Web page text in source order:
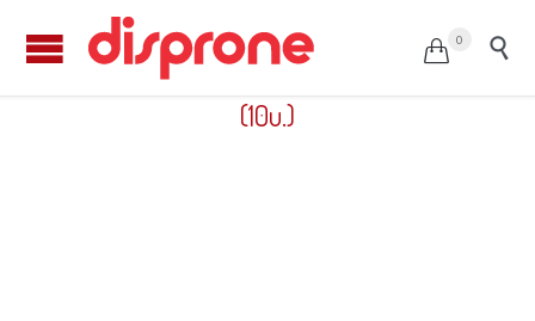
 0 
Válvula camión tubeless ALCOA 40MS00N
(10u.)